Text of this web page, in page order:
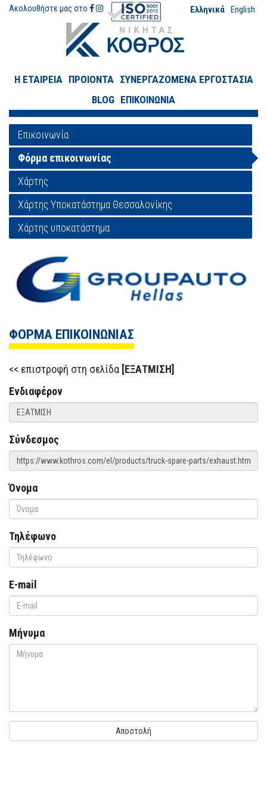
Ακολουθήστε μας στο Ελληνικά English
Η ΕΤΑΙΡΕΙΑ ΠΡΟΙΟΝΤΑ ΣΥΝΕΡΓΑΖΟΜΕΝΑ ΕΡΓΟΣΤΑΣΙΑ
BLOG ΕΠΙΚΟΙΝΩΝΙΑ
Επικοινωνία
Φόρμα επικοινωνίας
Χάρτης
Χάρτης Υποκατάστημα Θεσσαλονίκης
Χάρτης υποκατάστημα
ΦΟΡΜΑ ΕΠΙΚΟΙΝΩΝΙΑΣ
επιστροφή στη σελίδα [ΕΞΑΤΜΙΣΗ]
Ενδιαφέρον
Σύνδεσμος
Όνομα
Τηλέφωνο
E-mail
Μήνυμα
Αποστολή